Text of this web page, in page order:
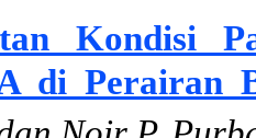
Kondisi
di Perairan